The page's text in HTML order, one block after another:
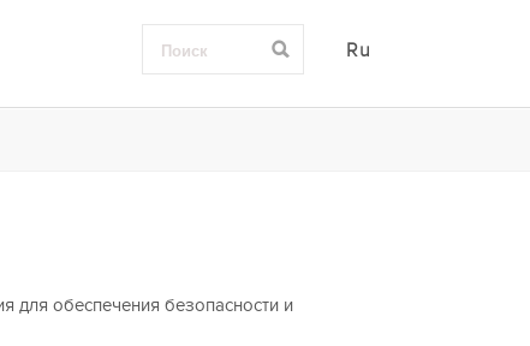
Ru
для обеспечения безопасности и